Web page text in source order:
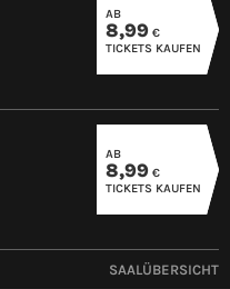
AB
8,99 €
TICKETS KAUFEN
AB
8,99 €
TICKETS KAUFEN
SAALÜBERSICHT